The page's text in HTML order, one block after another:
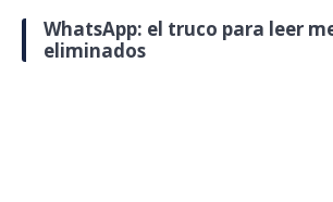
WhatsApp: el truco para leer
eliminados